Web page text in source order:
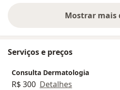
Mostrar mais
Serviços e preços
Consulta Dermatologia
R$ 300 Detalhes